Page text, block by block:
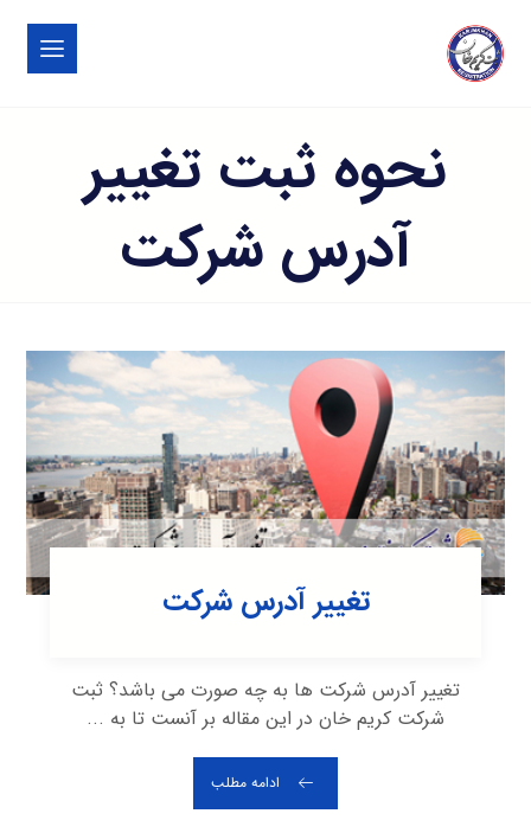
نحوه ثبت تغییر
آدرس شرکت
تغییر آدرس شرکت
تغییر آدرس شرکت ها به چه صورت می باشد؟ ثبت
شرکت کریم خان در این مقاله بر آنست تا به ...
ادامه مطلب